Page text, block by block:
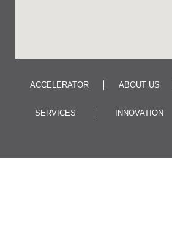
ACCELERATOR ABOUT US
SERVICES INNOVATION